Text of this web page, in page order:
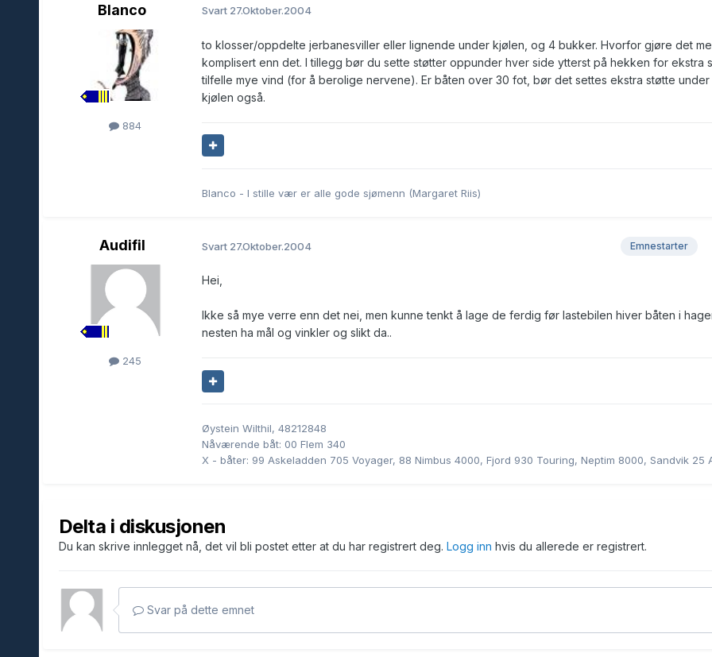
Blanco
884
Svart 27.Oktober.2004
to klosser/oppdelte jerbanesviller eller lignende under kjølen, og 4 bukker. Hvorfor gjøre det
komplisert enn det. I tillegg bør du sette støtter oppunder hver side ytterst på hekken for ekstra
tilfelle mye vind (for å berolige nervene). Er båten over 30 fot, bør det settes ekstra støtte under
kjølen også.
Blanco - I stille vær er alle gode sjømenn (Margaret Riis)
Audifil
245
Emnestarter
Svart 27.Oktober.2004
Hei,
Ikke så mye verre enn det nei, men kunne tenkt å lage de ferdig før lastebilen hiver båten i
nesten ha mål og vinkler og slikt da..
Øystein Wilthil, 48212848
Nåværende båt: 00 Flem 340
X - båter: 99 Askeladden 705 Voyager, 88 Nimbus 4000, Fjord 930 Touring, Neptim 8000, Sandvik 25
Delta i diskusjonen
Du kan skrive innlegget nå, det vil bli postet etter at du har registrert deg. Logg inn hvis du allerede er registrert.
Svar på dette emnet